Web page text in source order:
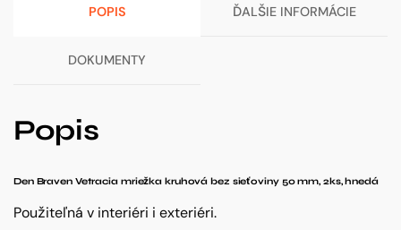
POPIS ĎALŠIE INFORMÁCIE
DOKUMENTY
Popis
Den Braven Vetracia mriežka kruhová bez sieťoviny 50 mm, 2ks, hnedá
Použiteľná v interiéri i exteriéri.